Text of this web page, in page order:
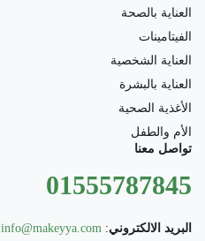
العناية بالصحة
الفيتامينات
العناية الشخصية
العناية بالبشرة
الأغذية الصحية
الأم والطفل
تواصل معنا
01555787845
البريد الالكتروني:
info@makeyya.com